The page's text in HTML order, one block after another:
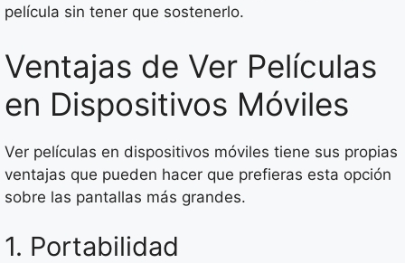
película sin tener que sostenerlo.
Ventajas de Ver Películas
en Dispositivos Móviles
Ver películas en dispositivos móviles tiene sus propias
ventajas que pueden hacer que prefieras esta opción
sobre las pantallas más grandes.
1. Portabilidad